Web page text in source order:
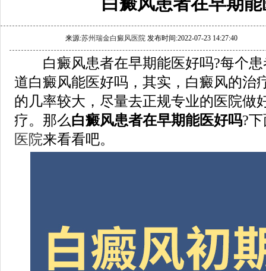
来源:苏州瑞金白癜风医院 发布时间:2022-07-23 14:27:40
白癜风患者在早期能医好吗?每个患
道白癜风能医好吗，其实，白癜风的治
的几率较大，尽量去正规专业的医院做
疗。那么白癜风患者在早期能医好吗?
医院来看看吧。